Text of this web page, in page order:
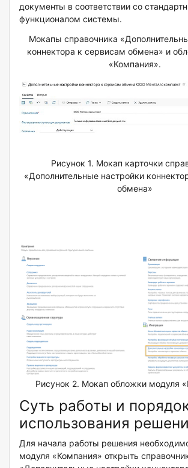
документы в соответствии со
функционалом системы.
Мокапы справочника
коннектора к сервисам обмена» и
«Компания».
Рисунок 1. Мокап карточки
«Дополнительные настройки
обмена»
Рисунок 2. Мокап обложки модуля
Суть работы и
использования
Для начала работы решения
модуля «Компания» открыть